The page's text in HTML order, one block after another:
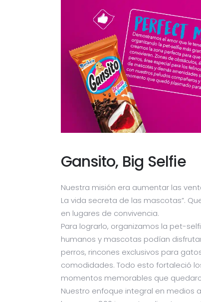
Gansito, Big Selfie
Nuestra misión era aumentar las
La vida secreta de las mascotas”.
en lugares de convivencia.
Para lograrlo, organizamos la pet-
humanos y mascotas podían
perros, rincones exclusivos para
comodidades. Todo esto fortaleció
momentos memorables que
Nuestro enfoque integral en medios